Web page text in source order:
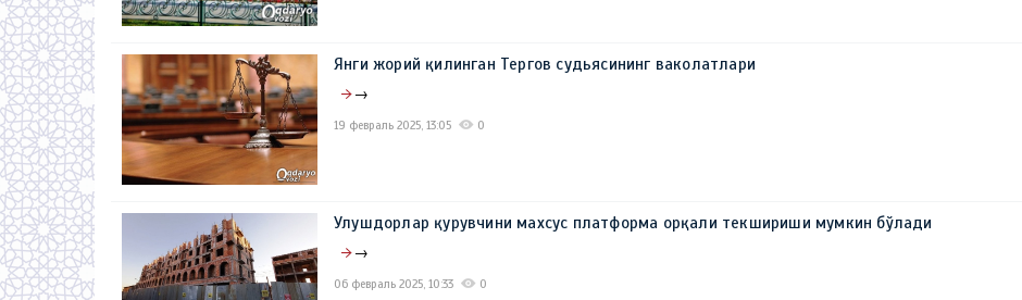
Янги жорий қилинган Тергов судьясининг ваколатлари
→
19 февраль 2025, 13:05 0
Улушдорлар қурувчини махсус платформа орқали текшириши мумкин бўлади
→
06 февраль 2025, 10:33 0